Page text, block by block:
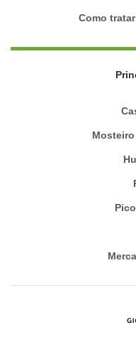
Como
Mosteiro